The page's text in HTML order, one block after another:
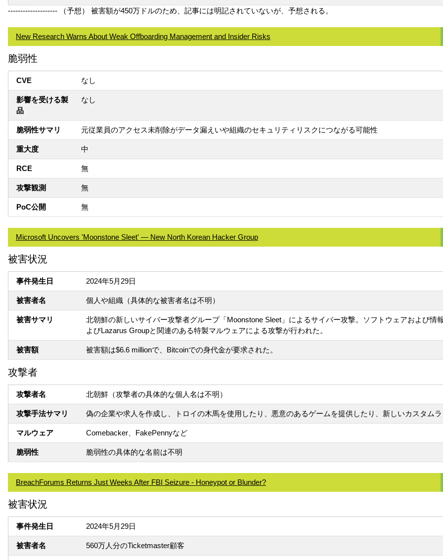
-------------------- （予想） 被害額が450万ドルのため、記事には明記されていないが、予想される。
New Research Warns About Weak Offboarding Management and Insider Risks
脆弱性
CVE なし
影響を受ける製
品
なし
脆弱性サマリ 元従業員のアクセス未削除がデータ漏えいや組織のセキュリティリスクにつながる可能性
重大度 中
RCE 無
攻撃観測 無
PoC公開 無
Microsoft Uncovers 'Moonstone Sleet' — New North Korean Hacker Group
被害状況
事件発生日 2024年5月29日
被害者名 個人や組織（具体的な被害者名は不明）
被害サマリ
北朝鮮の新しいサイバー攻撃者グループ「Moonstone Sleet」によるサイバー攻撃。ソフトウェアおよび
よびLazarus Groupと関連のある特製マルウェアによる攻撃が行われた。
被害額 被害額は$6.6 millionで、Bitcoinでの身代金が要求された。
攻撃者
攻撃者名 北朝鮮（攻撃者の具体的な個人名は不明）
攻撃手法サマリ 偽の企業や求人を作成し、トロイの木馬を使用したり、悪意のあるゲームを提供したり、新しいカスタムラ
マルウェア Comebacker、FakePennyなど
脆弱性 脆弱性の具体的な名前は不明
BreachForums Returns Just Weeks After FBI Seizure - Honeypot or Blunder?
被害状況
事件発生日 2024年5月29日
被害者名 560万人分のTicketmaster顧客